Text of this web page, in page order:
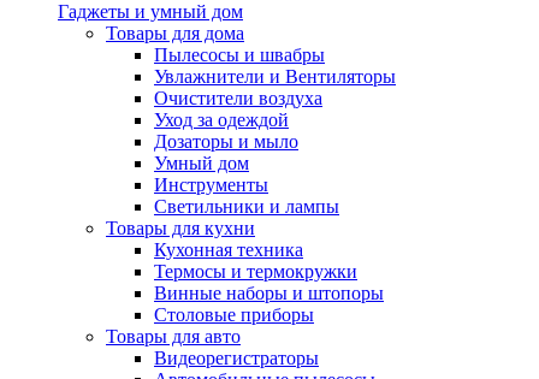
Гаджеты и умный дом
Товары для дома
Пылесосы и швабры
Увлажнители и Вентиляторы
Очистители воздуха
Уход за одеждой
Дозаторы и мыло
Умный дом
Инструменты
Светильники и лампы
Товары для кухни
Кухонная техника
Термосы и термокружки
Винные наборы и штопоры
Столовые приборы
Товары для авто
Видеорегистраторы